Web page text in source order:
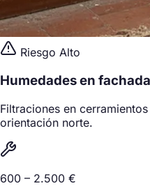
Riesgo Alto
Humedades en
Filtraciones en
orientación norte.
600 – 2.500 €